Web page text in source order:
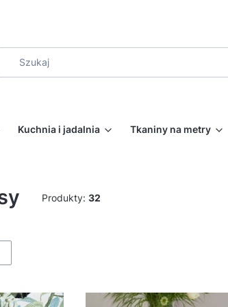
Kuchnia i jadalnia Tkaniny na metry
Produkty: 32